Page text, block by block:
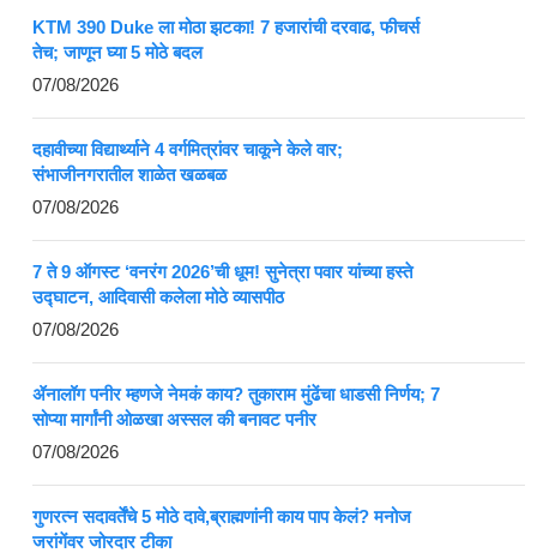
KTM 390 Duke ला मोठा झटका! 7 हजारांची दरवाढ, फीचर्स
तेच; जाणून घ्या 5 मोठे बदल
07/08/2026
दहावीच्या विद्यार्थ्याने 4 वर्गमित्रांवर चाकूने केले वार;
संभाजीनगरातील शाळेत खळबळ
07/08/2026
7 ते 9 ऑगस्ट ‘वनरंग 2026’ची धूम! सुनेत्रा पवार यांच्या हस्ते
उद्घाटन, आदिवासी कलेला मोठे व्यासपीठ
07/08/2026
ॲनालॉग पनीर म्हणजे नेमकं काय? तुकाराम मुंढेंचा धाडसी निर्णय; 7
सोप्या मार्गांनी ओळखा अस्सल की बनावट पनीर
07/08/2026
गुणरत्न सदावर्तेंचे 5 मोठे दावे,ब्राह्मणांनी काय पाप केलं? मनोज
जरांगेंवर जोरदार टीका